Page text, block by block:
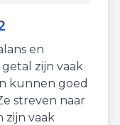
en
zijn vaak
kunnen goed
streven naar
zijn vaak